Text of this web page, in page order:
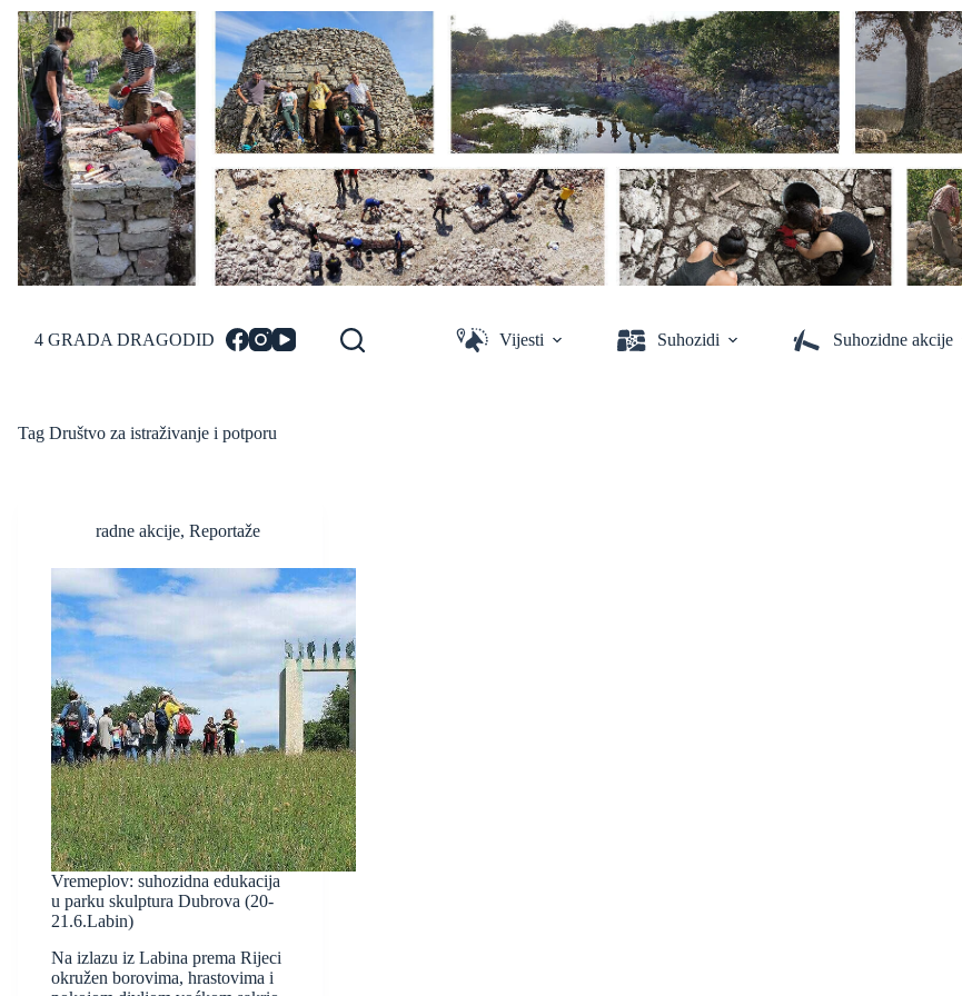
Skip
content
4 GRADA DRAGODID Vijesti Suhozidi Suhozidne akcije
Tag Društvo za istraživanje i potporu
radne akcije, Reportaže
Vremeplov: suhozidna edukacija
u parku skulptura Dubrova (20-
21.6.Labin)
Na izlazu iz Labina prema Rijeci
okružen borovima, hrastovima i